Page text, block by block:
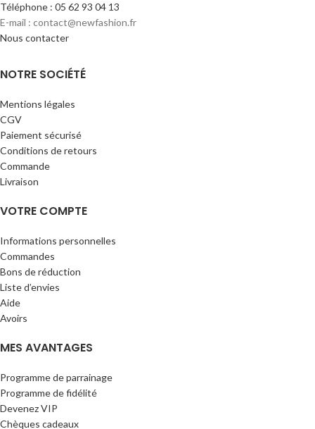
Téléphone : 05 62 93 04 13
E-mail : contact@newfashion.fr
Nous contacter
NOTRE SOCIÉTÉ
Mentions légales
CGV
Paiement sécurisé
Conditions de retours
Commande
Livraison
VOTRE COMPTE
Informations personnelles
Commandes
Bons de réduction
Liste d’envies
Aide
Avoirs
MES AVANTAGES
Programme de parrainage
Programme de fidélité
Devenez VIP
Chèques cadeaux